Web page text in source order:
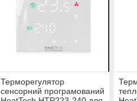
Терморегулятор
сенсорний програмований